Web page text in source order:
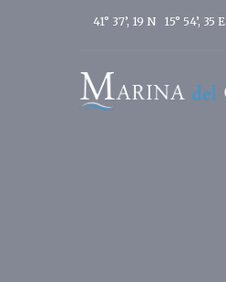
41° 37’, 19 N 15° 54’, 35 E